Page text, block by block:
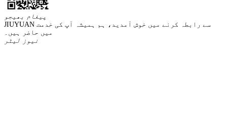
پیغام بھیجو
JIUYUAN سے رابطہ کرنے میں خوش آمدید، ہم ہمیشہ آپ کی خدمت
میں حاضر ہیں۔
نیوز لیٹر